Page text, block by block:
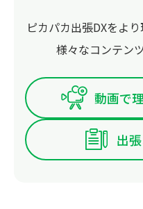
ピカパカ出張DXをよ
様々なコンテン
動画で
出